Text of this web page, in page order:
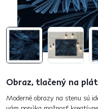
Obraz, tlačený na
Moderné obrazy na stenu sú